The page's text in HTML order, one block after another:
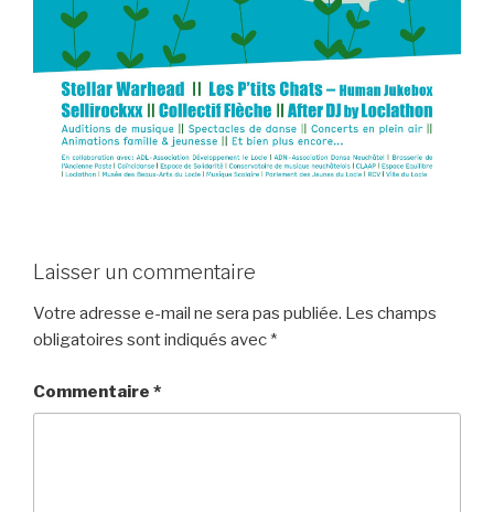
Laisser un commentaire
Votre adresse e-mail ne sera pas publiée. Les champs
obligatoires sont indiqués avec *
Commentaire *